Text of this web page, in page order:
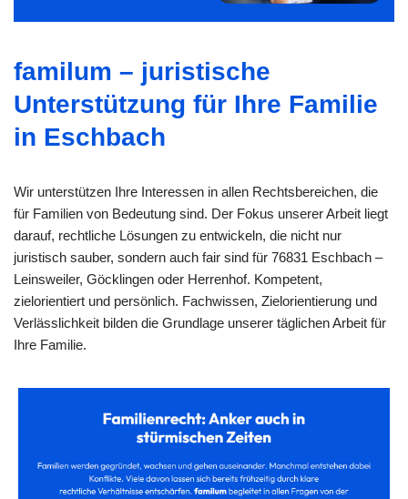
familum – juristische
Unterstützung für Ihre Familie
in Eschbach
Wir unterstützen Ihre Interessen in allen Rechtsbereichen, die
für Familien von Bedeutung sind. Der Fokus unserer Arbeit liegt
darauf, rechtliche Lösungen zu entwickeln, die nicht nur
juristisch sauber, sondern auch fair sind für 76831 Eschbach –
Leinsweiler, Göcklingen oder Herrenhof. Kompetent,
zielorientiert und persönlich. Fachwissen, Zielorientierung und
Verlässlichkeit bilden die Grundlage unserer täglichen Arbeit für
Ihre Familie.